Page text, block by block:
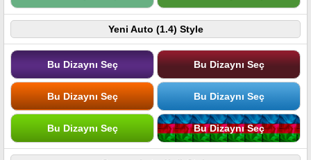
Yeni Auto (1.4) Style
Bu Dizaynı Seç Bu Dizaynı Seç
Bu Dizaynı Seç Bu Dizaynı Seç
Bu Dizaynı Seç Bu Dizaynı Seç